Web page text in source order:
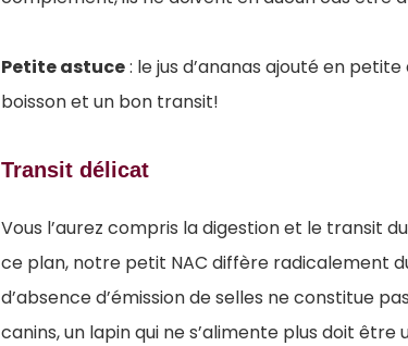
Petite astuce: le jus d’ananas ajouté en
boisson et un bon transit!
Transit délicat
Vous l’aurez compris la digestion et le transit
ce plan, notre petit NAC diffère radicalement
d’absence d’émission de selles ne constitue
canins, un lapin qui ne s’alimente plus doit